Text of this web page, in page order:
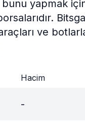
yapmak
ve
Hacim
-